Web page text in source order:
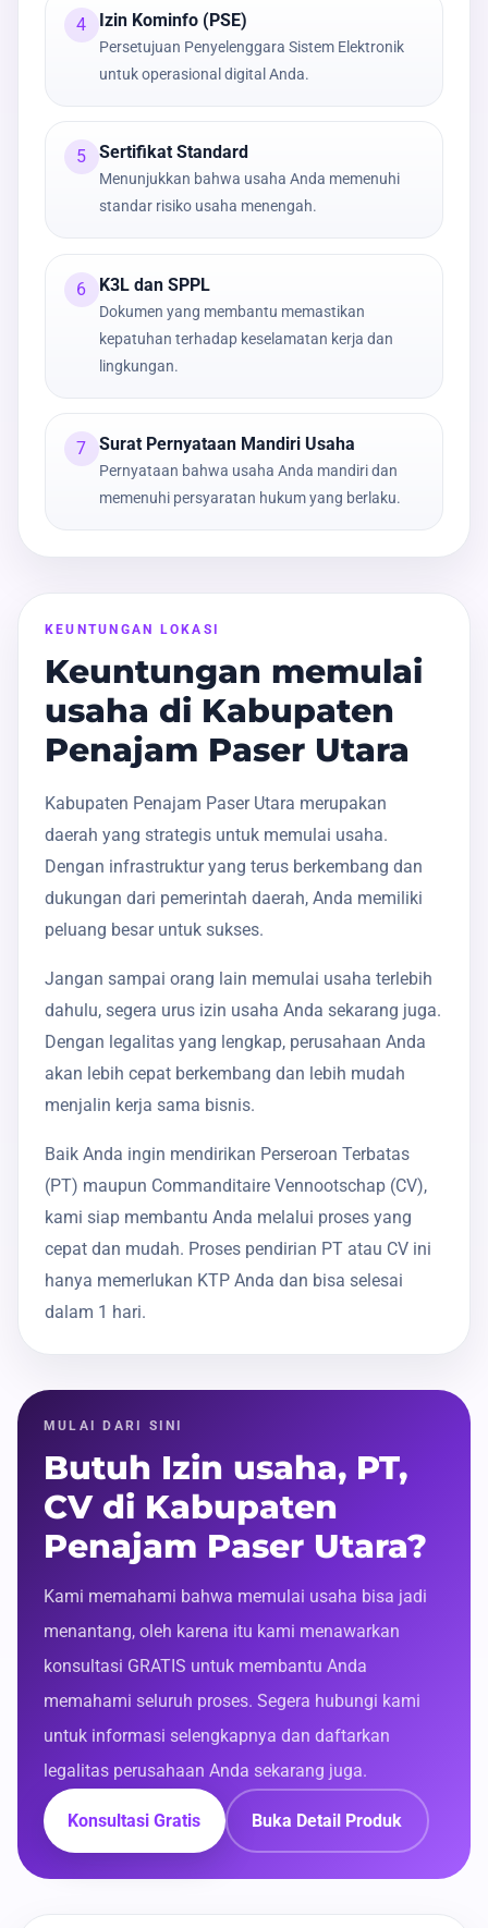
4 Izin Kominfo (PSE)
Persetujuan Penyelenggara Sistem Elektronik
untuk operasional digital Anda.
5 Sertifikat Standard
Menunjukkan bahwa usaha Anda memenuhi
standar risiko usaha menengah.
6 K3L dan SPPL
Dokumen yang membantu memastikan
kepatuhan terhadap keselamatan kerja dan
lingkungan.
7 Surat Pernyataan Mandiri Usaha
Pernyataan bahwa usaha Anda mandiri dan
memenuhi persyaratan hukum yang berlaku.
KEUNTUNGAN LOKASI
Keuntungan memulai
usaha di Kabupaten
Penajam Paser Utara
Kabupaten Penajam Paser Utara merupakan
daerah yang strategis untuk memulai usaha.
Dengan infrastruktur yang terus berkembang dan
dukungan dari pemerintah daerah, Anda memiliki
peluang besar untuk sukses.
Jangan sampai orang lain memulai usaha terlebih
dahulu, segera urus izin usaha Anda sekarang juga.
Dengan legalitas yang lengkap, perusahaan Anda
akan lebih cepat berkembang dan lebih mudah
menjalin kerja sama bisnis.
Baik Anda ingin mendirikan Perseroan Terbatas
(PT) maupun Commanditaire Vennootschap (CV),
kami siap membantu Anda melalui proses yang
cepat dan mudah. Proses pendirian PT atau CV ini
hanya memerlukan KTP Anda dan bisa selesai
dalam 1 hari.
MULAI DARI SINI
Butuh Izin usaha, PT,
CV di Kabupaten
Penajam Paser Utara?
Kami memahami bahwa memulai usaha bisa jadi
menantang, oleh karena itu kami menawarkan
konsultasi GRATIS untuk membantu Anda
memahami seluruh proses. Segera hubungi kami
untuk informasi selengkapnya dan daftarkan
legalitas perusahaan Anda sekarang juga.
Konsultasi Gratis Buka Detail Produk